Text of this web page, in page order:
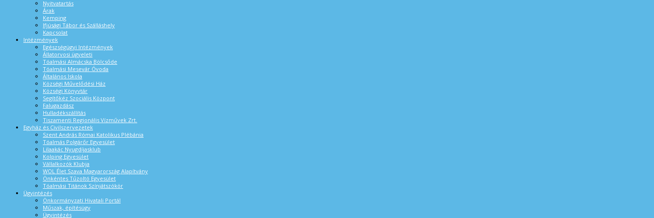
Nyitvatartás
Árak
Kemping
Ifjúsági Tábor és Szálláshely
Kapcsolat
Intézmények
Egészségügyi Intézmények
Állatorvosi ügyeleti
Tóalmási Almácska Bölcsőde
Tóalmási Mesevár Óvoda
Általános Iskola
Községi Művelődési Ház
Községi Könyvtár
Segítőkéz Szociális Központ
Falugazdász
Hulladékszállítás
Tiszamenti Regionális Vízművek Zrt.
Egyház és Civilszervezetek
Szent András Római Katolikus Plébánia
Tóalmás Polgárőr Egyesület
Lilaakác Nyugdíjasklub
Kolping Egyesület
Vállalkozók Klubja
WOL Élet Szava Magyarország Alapítvány
Önkéntes Tűzoltó Egyesület
Tóalmási Titánok Színjátszókör
Ügyintézés
Önkormányzati Hivatali Portál
Műszak, építésügy
Ügyintézés